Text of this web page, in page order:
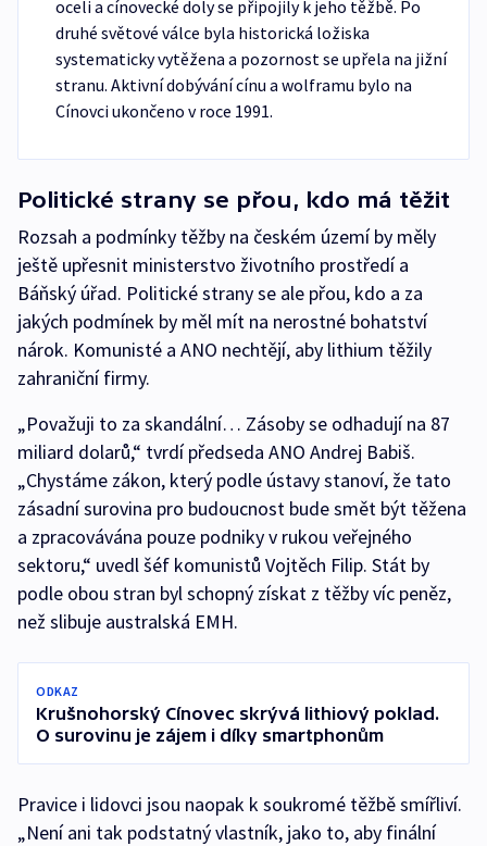
oceli a cínovecké doly se připojily k jeho těžbě. Po
druhé světové válce byla historická ložiska
systematicky vytěžena a pozornost se upřela na jižní
stranu. Aktivní dobývání cínu a wolframu bylo na
Cínovci ukončeno v roce 1991.
Politické strany se přou, kdo má těžit
Rozsah a podmínky těžby na českém území by měly
ještě upřesnit ministerstvo životního prostředí a
Báňský úřad. Politické strany se ale přou, kdo a za
jakých podmínek by měl mít na nerostné bohatství
nárok. Komunisté a ANO nechtějí, aby lithium těžily
zahraniční firmy.
„Považuji to za skandální… Zásoby se odhadují na 87
miliard dolarů,“ tvrdí předseda ANO Andrej Babiš.
„Chystáme zákon, který podle ústavy stanoví, že tato
zásadní surovina pro budoucnost bude smět být těžena
a zpracovávána pouze podniky v rukou veřejného
sektoru,“ uvedl šéf komunistů Vojtěch Filip. Stát by
podle obou stran byl schopný získat z těžby víc peněz,
než slibuje australská EMH.
ODKAZ
Krušnohorský Cínovec skrývá lithiový poklad.
O surovinu je zájem i díky smartphonům
Pravice i lidovci jsou naopak k soukromé těžbě smířliví.
„Není ani tak podstatný vlastník, jako to, aby finální